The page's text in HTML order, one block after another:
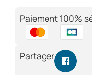
Paiement 100%
Partager